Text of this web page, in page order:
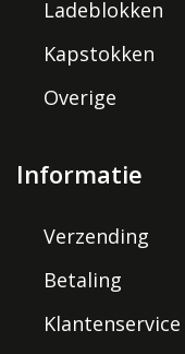
Ladeblokken
Kapstokken
Overige
Informatie
Verzending
Betaling
Klantenservice